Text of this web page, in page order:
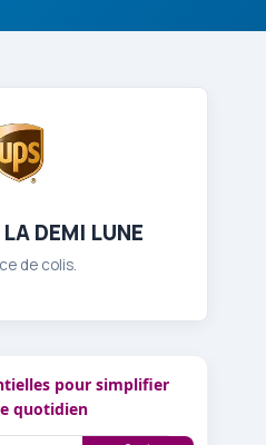
DEMI LUNE
de colis.
pour simplifier
quotidien